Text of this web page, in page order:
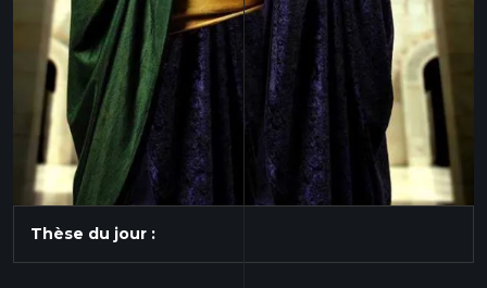
Thèse du jour :